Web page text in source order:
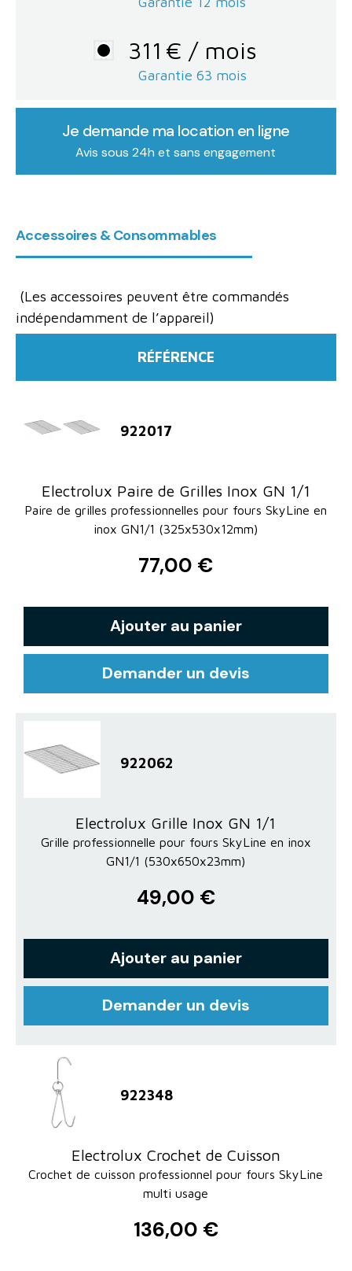
311 € / mois
Garantie 63 mois
Je demande ma location en ligne
Avis sous 24h et sans engagement
Accessoires & Consommables
(Les accessoires peuvent être commandés
indépendamment de l’appareil)
RÉFÉRENCE
922017
Electrolux Paire de Grilles Inox GN 1/1
Paire de grilles professionnelles pour fours SkyLine en
inox GN1/1 (325x530x12mm)
77,00 €
Ajouter au panier
Demander un devis
922062
Electrolux Grille Inox GN 1/1
Grille professionnelle pour fours SkyLine en inox
GN1/1 (530x650x23mm)
49,00 €
Ajouter au panier
Demander un devis
922348
Electrolux Crochet de Cuisson
Crochet de cuisson professionnel pour fours SkyLine
multi usage
136,00 €